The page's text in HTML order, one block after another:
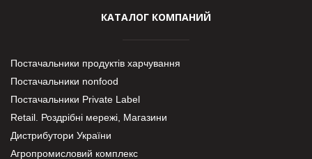
КАТАЛОГ КОМПАНИЙ
Постачальники продуктів харчування
Постачальники nonfood
Постачальники Private Label
Retail. Роздрібні мережі, Магазини
Дистрибутори України
Агропромисловий комплекс